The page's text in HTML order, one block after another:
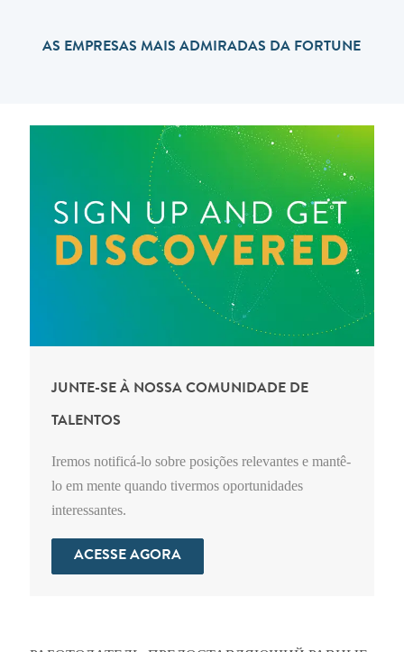
AS EMPRESAS MAIS ADMIRADAS DA FORTUNE
JUNTE-SE À NOSSA COMUNIDADE DE
TALENTOS
Iremos notificá-lo sobre posições relevantes e mantê-
lo em mente quando tivermos oportunidades
interessantes.
ACESSE AGORA